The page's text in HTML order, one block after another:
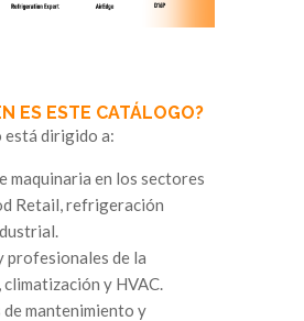
ES ESTE CATÁLOGO?
está dirigido a:
maquinaria en los sectores
Retail, refrigeración
profesionales de la
y HVAC.
de mantenimiento y